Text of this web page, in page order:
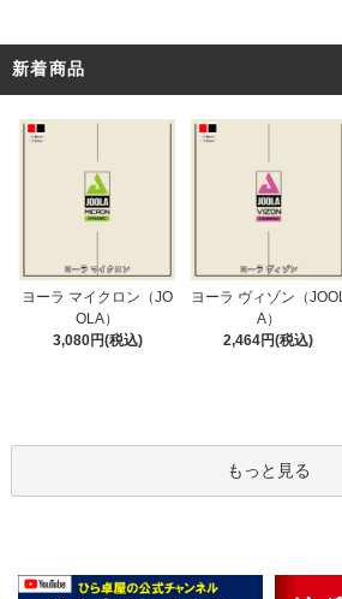
新着商品
ヨーラ マイクロン（JO
OLA）
3,080円(税込)
ヨーラ ヴィゾン（JOOL
A）
2,464円(税込)
もっと見る